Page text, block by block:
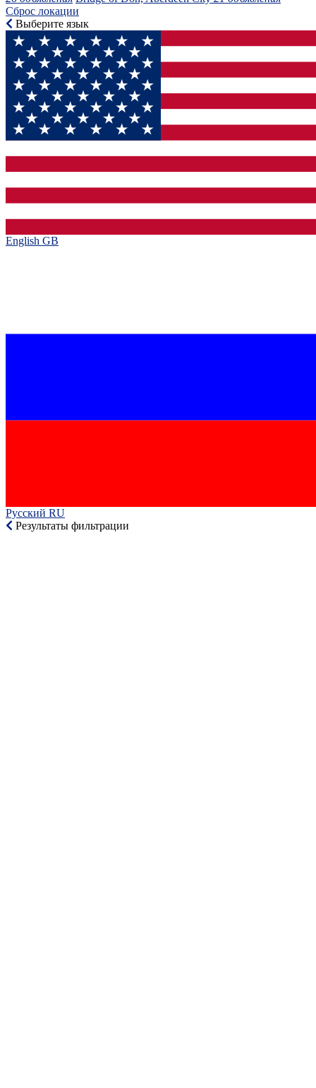
Сброс локации
Выберите язык
English GB‎
Русский RU‎
Результаты фильтрации